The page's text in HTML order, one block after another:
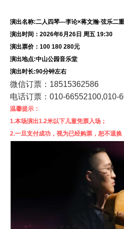
演出名称:二人四琴—李论×蒋文瀚·弦乐二
演出时间：2026年6月26日 周五 19:30
演出票价：100 180 280元
演出地点:中山公园音乐堂
演出时长:90分钟左右
微信订票：18515362586
电话订票：010-66552100,010-
温馨提示：
1.本场演出1.2米以下儿童凭票入场；
2.一旦支付成功，视为已经购票，恕不退换